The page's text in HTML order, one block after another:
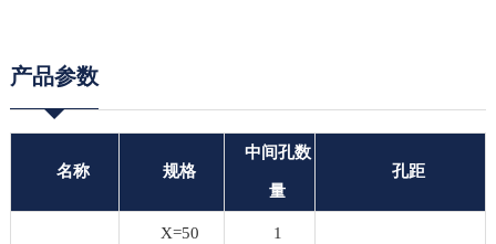
产品参数
名称 规格
中间孔数
量
孔距
X=50 1